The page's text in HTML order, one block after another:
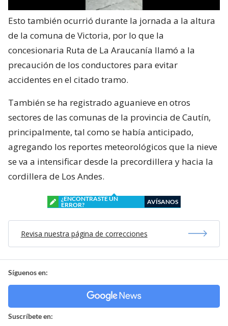
Esto también ocurrió durante la jornada a la altura
de la comuna de Victoria, por lo que la
concesionaria Ruta de La Araucanía llamó a la
precaución de los conductores para evitar
accidentes en el citado tramo.
También se ha registrado aguanieve en otros
sectores de las comunas de la provincia de Cautín,
principalmente, tal como se había anticipado,
agregando los reportes meteorológicos que la nieve
se va a intensificar desde la precordillera y hacia la
cordillera de Los Andes.
¿ENCONTRASTE UN
ERROR?
AVÍSANOS
Revisa nuestra página de correcciones
Síguenos en:
Suscríbete en: